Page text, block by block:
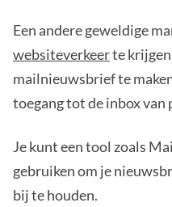
Een andere geweldige
websiteverkeerte
mailnieuwsbrief te
toegang tot de inbox
Je kunt een tool zoals
gebruiken om je
bij te houden.